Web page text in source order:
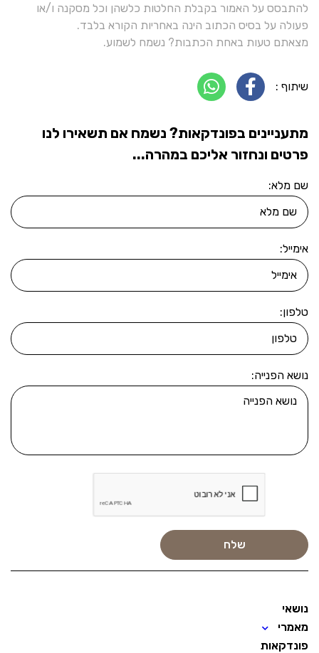
להתבסס על האמור בקבלת החלטות כלשהן וכל מסקנה ו/או
פעולה על בסיס הכתוב הינה באחריות הקורא בלבד.
מצאתם טעות באחת הכתבות? נשמח לשמוע.
שיתוף :
מתעניינים בפונדקאות? נשמח אם תשאירו לנו
פרטים ונחזור אליכם במהרה...
שם מלא:
אימייל:
טלפון:
נושא הפנייה:
נושאי
מאמרי
פונדקאות